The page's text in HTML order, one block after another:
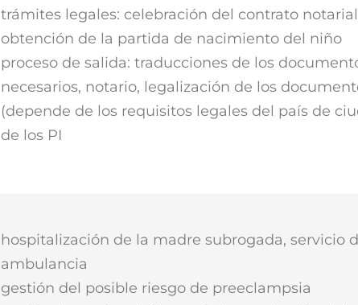
trámites legales: celebración del contrato notarial
obtención de la partida de nacimiento del niño
proceso de salida: traducciones de los
necesarios, notario, legalización de los
(depende de los requisitos legales del país de
de los PI
hospitalización de la madre subrogada, servicio
ambulancia
gestión del posible riesgo de preeclampsia